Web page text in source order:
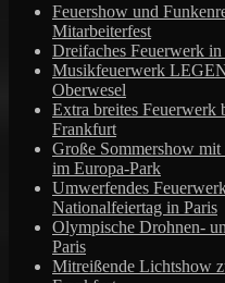
Feuershow und
Mitarbeiterfest
Dreifaches Feuerwerk
Musikfeuerwerk
Oberwesel
Extra breites Feuerwerk
Frankfurt
Große Sommershow
im Europa-Park
Umwerfendes
Nationalfeiertag in Paris
Olympische Drohnen-
Paris
Mitreißende Lichtshow